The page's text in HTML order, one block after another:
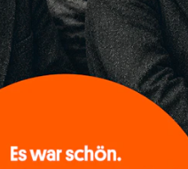
Wir verlassen die journalistische
Filterblase, in der sich viele
haben. Wir öffnen Fenster und
frische Luft in die engen und
Debattenräume.